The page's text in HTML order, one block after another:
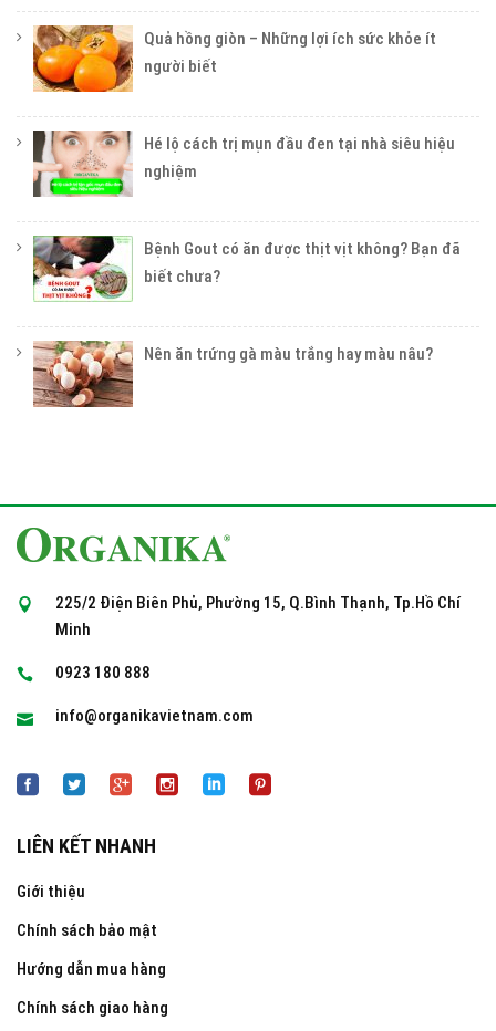
Quả hồng giòn – Những lợi ích sức khỏe ít
người biết
Hé lộ cách trị mụn đầu đen tại nhà siêu hiệu
nghiệm
Bệnh Gout có ăn được thịt vịt không? Bạn đã
biết chưa?
Nên ăn trứng gà màu trắng hay màu nâu?
225/2 Điện Biên Phủ, Phường 15, Q.Bình Thạnh, Tp.Hồ Chí
Minh
0923 180 888
info@organikavietnam.com
LIÊN KẾT NHANH
Giới thiệu
Chính sách bảo mật
Hướng dẫn mua hàng
Chính sách giao hàng